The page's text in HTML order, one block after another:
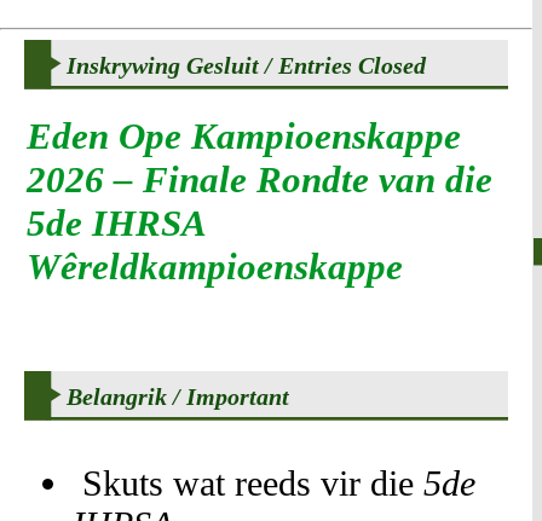
Inskrywing Gesluit / Entries Closed
Eden Ope Kampioenskappe
2026 – Finale Rondte van die
5de IHRSA
Wêreldkampioenskappe
Belangrik / Important
Skuts wat reeds vir die 5de